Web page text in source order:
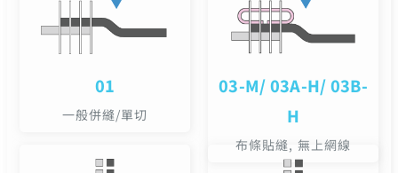
01
一般併縫/單切
03-M/ 03A-H/ 03B-
H
布條貼縫, 無上網線